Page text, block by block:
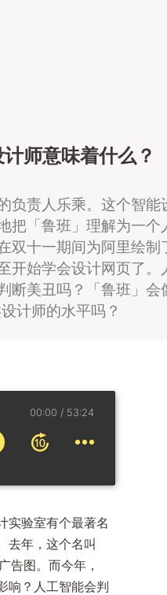
师意味着什么？
负责人乐乘。这个智能
把「鲁班」理解为一个
双十一期间为阿里绘制
开始学会设计网页了。
断美丑吗？「鲁班」会
计师的水平吗？
负责人乐乘）
00:00 53:24
实验室有个最著名
去年，这个名叫
告图。而今年，
响？人工智能会判